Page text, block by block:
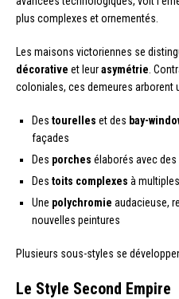
plus complexes et ornementés.
Les maisons victoriennes se
décorative et leurasymétrie .
coloniales, ces demeures arborent
Des tourelles et des bay-
façades
Des porches élaborés avec
Des toits complexes à
Une polychromie audacieuse,
nouvelles peintures
Plusieurs sous-styles se
Le Style Second Empire